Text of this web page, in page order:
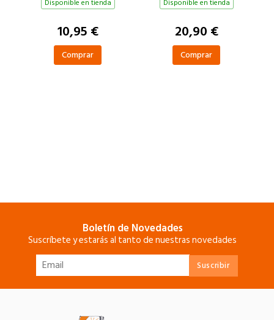
Disponible en tienda
10,95 €
Comprar
Disponible en tienda
20,90 €
Comprar
Boletín de Novedades
Suscríbete y estarás al tanto de nuestras novedades